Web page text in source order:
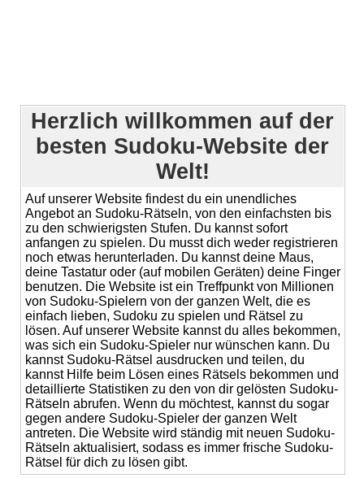
Herzlich willkommen auf der
besten Sudoku-Website der
Welt!
Auf unserer Website findest du ein unendliches
Angebot an Sudoku-Rätseln, von den einfachsten bis
zu den schwierigsten Stufen. Du kannst sofort
anfangen zu spielen. Du musst dich weder registrieren
noch etwas herunterladen. Du kannst deine Maus,
deine Tastatur oder (auf mobilen Geräten) deine Finger
benutzen. Die Website ist ein Treffpunkt von Millionen
von Sudoku-Spielern von der ganzen Welt, die es
einfach lieben, Sudoku zu spielen und Rätsel zu
lösen. Auf unserer Website kannst du alles bekommen,
was sich ein Sudoku-Spieler nur wünschen kann. Du
kannst Sudoku-Rätsel ausdrucken und teilen, du
kannst Hilfe beim Lösen eines Rätsels bekommen und
detaillierte Statistiken zu den von dir gelösten Sudoku-
Rätseln abrufen. Wenn du möchtest, kannst du sogar
gegen andere Sudoku-Spieler der ganzen Welt
antreten. Die Website wird ständig mit neuen Sudoku-
Rätseln aktualisiert, sodass es immer frische Sudoku-
Rätsel für dich zu lösen gibt.